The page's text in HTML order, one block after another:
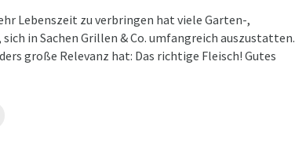
Lebenszeit zu verbringen hat viele Garten-,
in Sachen Grillen & Co. umfangreich auszustatten.
große Relevanz hat: Das richtige Fleisch! Gutes